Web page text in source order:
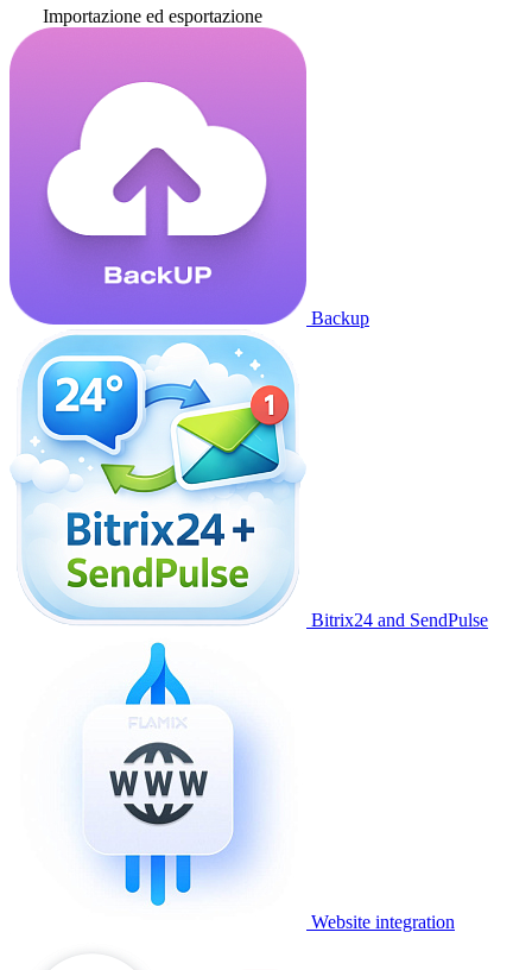
Importazione ed esportazione
Backup
Bitrix24 and SendPulse
Website integration